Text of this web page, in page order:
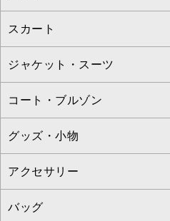
ブラウス・シャツ
ニット・セーター
カーディガン
アンサンブルセット
ベスト・ジレ
パーカー
ワンピース
ドレス
チュニック
ジャンパースカート
その他のワンピース・ドレス
すべてのパンツ
フルレングスパンツ
クロップド・半端丈パンツ
ガウチョ・ワイドパンツ
ハーフ・ショート丈パンツ
サロペット・オールインワン
スカート
すべてのスカート
ロング・マキシ丈スカート
ひざ丈スカート
ミモレ丈スカート
ショート・ミニ丈スカート
ジャケット・スーツ
すべてのジャケット・スーツ
テーラードジャケット
ノーカラージャケット
セットアップ
コート・ブルゾン
すべてのコート・ブルゾン
トレンチコート
ピーコート
グッズ・小物
すべてのグッズ・小物
マスク
アクセサリー
すべてのアクセサリー
バッグ